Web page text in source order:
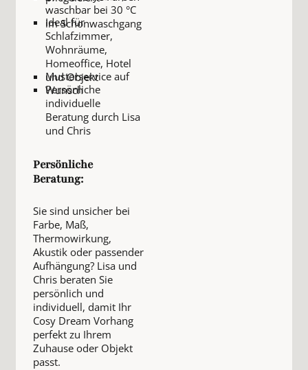
waschbar bei 30 °C
im Schonwaschgang
Ideal für
Schlafzimmer,
Wohnräume,
Homeoffice, Hotel
und Objekt
Musterservice auf
Wunsch
Persönliche
individuelle
Beratung durch Lisa
und Chris
Persönliche
Beratung:
Sie sind unsicher bei
Farbe, Maß,
Thermowirkung,
Akustik oder passender
Aufhängung? Lisa und
Chris beraten Sie
persönlich und
individuell, damit Ihr
Cosy Dream Vorhang
perfekt zu Ihrem
Zuhause oder Objekt
passt.